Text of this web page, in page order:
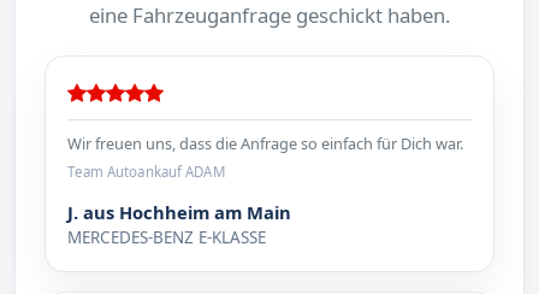
eine Fahrzeuganfrage geschickt haben.
Wir freuen uns, dass die Anfrage so einfach für Dich war.
Team Autoankauf ADAM
J. aus Hochheim am Main
MERCEDES-BENZ E-KLASSE